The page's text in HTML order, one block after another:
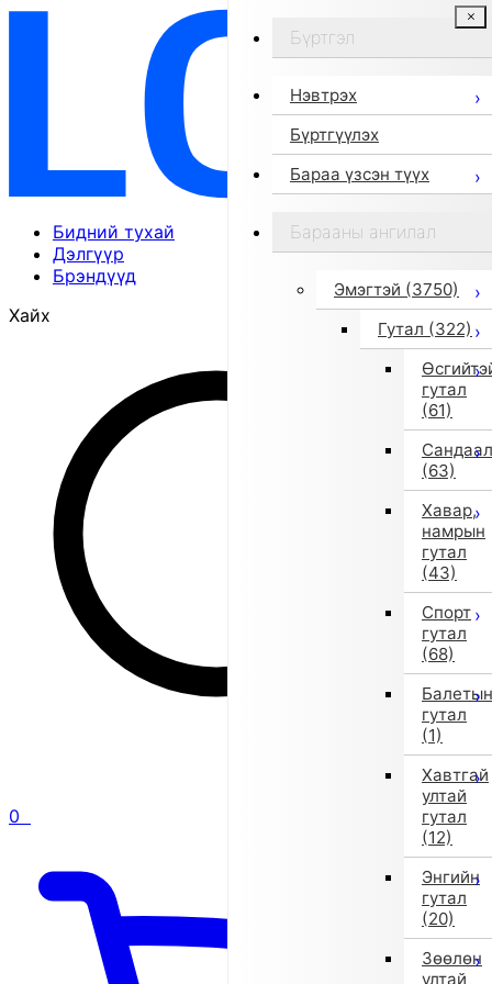
Бидний тухай
Дэлгүүр
Брэндүүд
Хайх
0
Бүртгэл
Нэвтрэх
Бүртгүүлэх
Бараа үзсэн түүх
Барааны ангилал
Эмэгтэй (3750)
Гутал (322)
гутал
(61)
Сандаал
(63)
Хавар,
намрын
гутал
(43)
Спорт
гутал
(68)
Балетын
гутал
(1)
Хавтгай
ултай
гутал
(12)
Энгийн
гутал
(20)
Зөөлөн
ултай